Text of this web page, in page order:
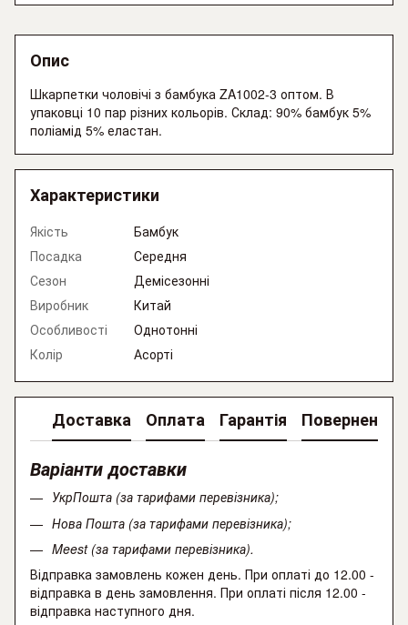
Опис
Шкарпетки чоловічі з бамбука ZA1002-3 оптом. В
упаковці 10 пар різних кольорів. Склад: 90% бамбук 5%
поліамід 5% еластан.
Характеристики
Якість
Бамбук
Посадка
Середня
Сезон
Демісезонні
Виробник
Китай
Особливості
Однотонні
Колір
Асорті
Доставка Оплата Гарантія Повернення
Варіанти доставки
УкрПошта (за тарифами перевізника);
Нова Пошта (за тарифами перевізника);
Meest (за тарифами перевізника).
Відправка замовлень кожен день. При оплаті до 12.00 -
відправка в день замовлення. При оплаті після 12.00 -
відправка наступного дня.